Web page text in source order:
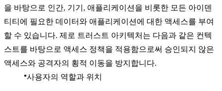
을 바탕으로 인간, 기기, 애플리케이션을 비롯한 모든 아이덴
티티에 필요한 데이터와 애플리케이션에 대한 액세스를 부여
할 수 있습니다. 제로 트러스트 아키텍처는 다음과 같은 컨텍
스트를 바탕으로 액세스 정책을 적용함으로써 승인되지 않은
액세스와 공격자의 횡적 이동을 방지합니다.
사용자의 역할과 위치